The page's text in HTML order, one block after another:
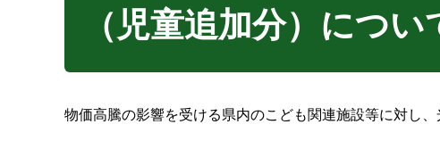
（児童追加分）につい
物価高騰の影響を受ける県内のこども関連施設等に対し